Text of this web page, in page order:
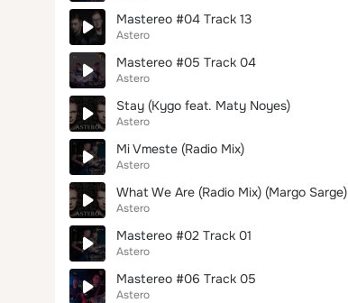
Mastereo #04 Track 13
Astero
Mastereo #05 Track 04
Astero
Stay (Kygo feat. Maty Noyes)
Astero
Mi Vmeste (Radio Mix)
Astero
What We Are (Radio Mix) (Margo Sarge)
Astero
Mastereo #02 Track 01
Astero
Mastereo #06 Track 05
Astero